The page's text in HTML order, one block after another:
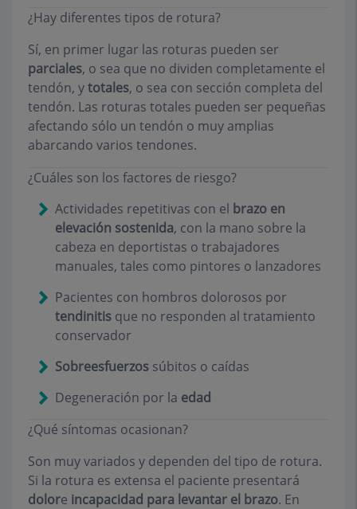
¿Hay diferentes tipos de rotura?
Sí, en primer lugar las roturas pueden ser
parciales, o sea que no dividen completamente el
tendón, ytotales, o sea con sección completa del
tendón. Las roturas totales pueden ser pequeñas
afectando sólo un tendón o muy amplias
abarcando varios tendones.
¿Cuáles son los factores de riesgo?
Actividades repetitivas con el brazo en
elevación sostenida, con la mano sobre la
cabeza en deportistas o trabajadores
manuales, tales como pintores o lanzadores
Pacientes con hombros dolorosos por
tendinitis que no responden al tratamiento
conservador
Sobreesfuerzos súbitos o caídas
Degeneración por la edad
¿Qué síntomas ocasionan?
Son muy variados y dependen del tipo de rotura.
Si la rotura es extensa el paciente presentará
dolore incapacidad para levantar el brazo. En